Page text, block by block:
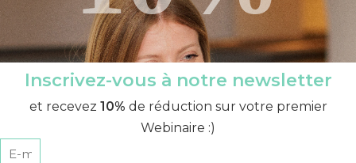
Inscrivez-vous à notre newsletter
et recevez 10% de réduction sur votre premier
Webinaire :)